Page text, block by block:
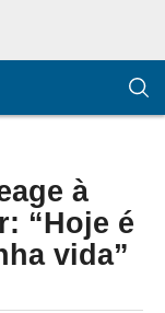
à
“Hoje é
vida”